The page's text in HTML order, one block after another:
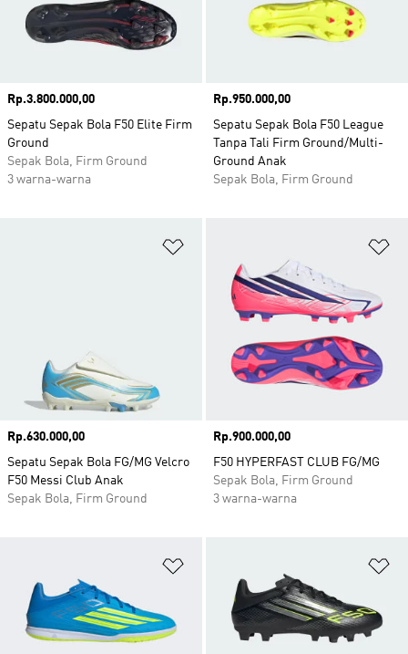
Harga
Rp.3.800.000,00
Sepatu Sepak Bola F50 Elite Firm
Ground
Sepak Bola, Firm Ground
3 warna-warna
Harga
Rp.950.000,00
Sepatu Sepak Bola F50 League
Tanpa Tali Firm Ground/Multi-
Ground Anak
Sepak Bola, Firm Ground
Harga
Rp.630.000,00
Sepatu Sepak Bola FG/MG Velcro
F50 Messi Club Anak
Sepak Bola, Firm Ground
Harga
Rp.900.000,00
F50 HYPERFAST CLUB FG/MG
Sepak Bola, Firm Ground
3 warna-warna